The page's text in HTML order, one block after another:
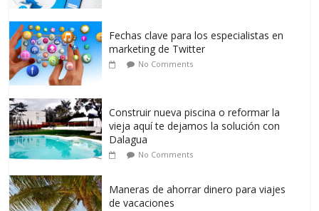
Fechas clave para los especialistas en
marketing de Twitter
No Comments
Construir nueva piscina o reformar la
vieja aquí te dejamos la solución con
Dalagua
No Comments
Maneras de ahorrar dinero para viajes
de vacaciones